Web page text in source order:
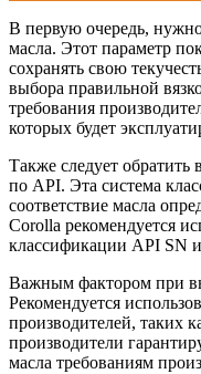
В первую очередь,
масла. Этот параметр
сохранять свою
выбора правильной
требования
которых будет
Также следует
по API. Эта система
соответствие масла
Corolla рекомендуется
классификации API SN
Важным фактором при
Рекомендуется
производителей, таких
производители
масла требованиям